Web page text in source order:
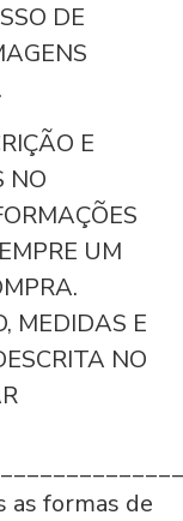
DE
E
NO
UM
MEDIDAS E
NO
as formas de